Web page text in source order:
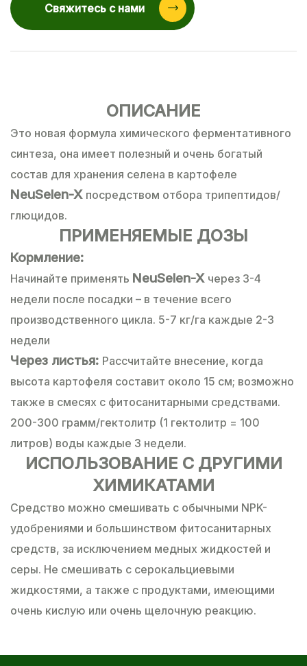
Свяжитесь с нами
ОПИСАНИЕ
Это новая формула химического ферментативного
синтеза, она имеет полезный и очень богатый
состав для хранения селена в картофеле
NeuSelen-X посредством отбора трипептидов/
глюцидов.
ПРИМЕНЯЕМЫЕ ДОЗЫ
Кормление:
Начинайте применять NeuSelen-X через 3-4
недели после посадки – в течение всего
производственного цикла. 5-7 кг/га каждые 2-3
недели
Через листья: Рассчитайте внесение, когда
высота картофеля составит около 15 см; возможно
также в смесях с фитосанитарными средствами.
200-300 грамм/гектолитр (1 гектолитр = 100
литров) воды каждые 3 недели.
ИСПОЛЬЗОВАНИЕ С ДРУГИМИ
ХИМИКАТАМИ
Средство можно смешивать с обычными NPK-
удобрениями и большинством фитосанитарных
средств, за исключением медных жидкостей и
серы. Не смешивать с серокальциевыми
жидкостями, а также с продуктами, имеющими
очень кислую или очень щелочную реакцию.